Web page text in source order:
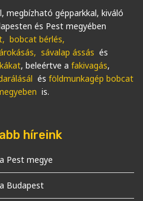
megbízható gépparkkal, kiváló
és Pest megyében
, bobcat bérlés,
sávalap ássás és
, beleértve a fakivagás,
és földmunkagép bobcat
is.
híreink
Pest megye
Budapest